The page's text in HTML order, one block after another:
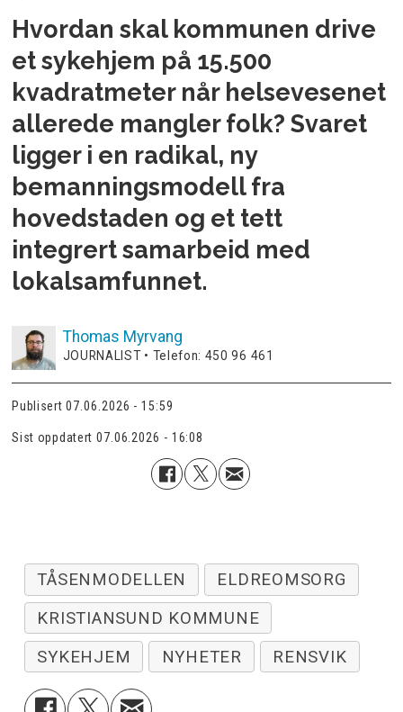
Hvordan skal kommunen drive
et sykehjem på 15.500
kvadratmeter når helsevesenet
allerede mangler folk? Svaret
ligger i en radikal, ny
bemanningsmodell fra
hovedstaden og et tett
integrert samarbeid med
lokalsamfunnet.
Thomas Myrvang
JOURNALIST • Telefon: 450 96 461
Publisert 07.06.2026 - 15:59
Sist oppdatert 07.06.2026 - 16:08
TÅSENMODELLEN
ELDREOMSORG
KRISTIANSUND KOMMUNE
SYKEHJEM
NYHETER RENSVIK